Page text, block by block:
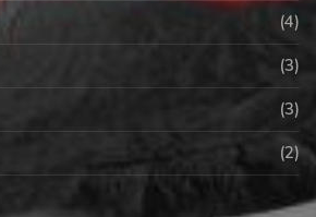
(4)
(3)
(3)
(2)